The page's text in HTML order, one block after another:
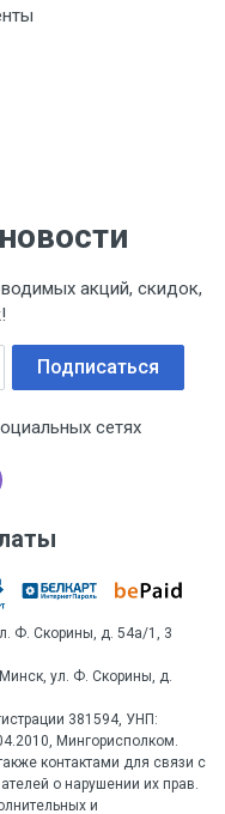
акций, скидок,
Подписаться
сетях
Ф. Скорины, д. 54а/1, 3
ул. Ф. Скорины, д.
381594, УНП:
Мингорисполком.
контактами для связи с
о нарушении их прав.
и